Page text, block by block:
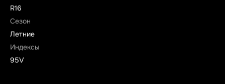
R16
Сезон
Летние
Индексы
95V